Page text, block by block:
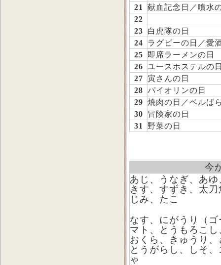
21
献血記念日／噴水
22
23
白虎隊の日
24
ラグビーの日／愛
25
即席ラーメンの日
26 ユースホステルの
27
寅さんの日
28 パイオリンの日
29 焼肉の日／ベルば
30
冒険家の日
31
野菜の日
今
あじ、うなぎ、あ
きす、すずき、太
じみ、たこ
なす、にがうり（
マト、とうもろこ
おくら、きゅうり
とうがらし、しそ
ゃ